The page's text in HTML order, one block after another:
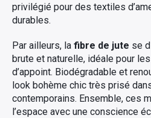
privilégié pour des textiles
durables.
Par ailleurs, la fibre de jute se
brute et naturelle, idéale pour
d’appoint. Biodégradable et
look bohème chic très prisé
contemporains. Ensemble, ces
l’espace avec une conscience